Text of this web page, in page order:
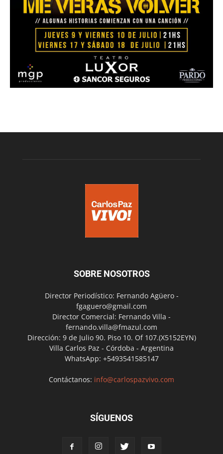
SOBRE NOSOTROS
Director Periodístico: Fernando Agüero -
fgaguero@gmail.com
Director Comercial: Fernando Villa -
fernando.villa@fmazul.com
Dirección: 9 de Julio 90. Piso 10. Of 107.(X5152EYN)
Villa Carlos Paz - Córdoba - Argentina
WhatsApp: +5493541585147
Contáctanos: info@carlospazvivo.com
SÍGUENOS